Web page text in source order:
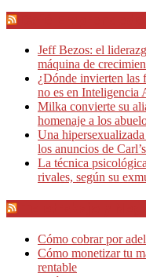
Jeff Bezos: el
máquina de
¿Dónde invierten las
no es en Inteligencia
Milka convierte su
homenaje a los
Una
los anuncios de
La técnica
rivales, según su
Cómo cobrar por
Cómo monetizar tu
rentable